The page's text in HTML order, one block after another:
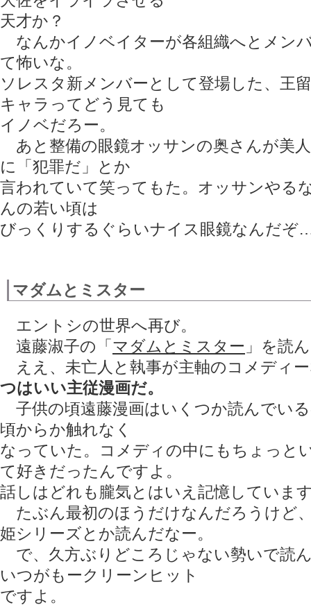
天才か？
なんかイノベイターが各組織へとメン
て怖いな。
ソレスタ新メンバーとして登場した、王
キャラってどう見ても
イノベだろー。
あと整備の眼鏡オッサンの奥さんが美
に「犯罪だ」とか
言われていて笑ってもた。オッサンや
んの若い頃は
びっくりするぐらいナイス眼鏡なんだ
マダムとミスター
エントシの世界へ再び。
遠藤淑子の「マダムとミスター 」を読
ええ、未亡人と執事が主軸のコメディ
つはいい主従漫画だ。
子供の頃遠藤漫画はいくつか読んでい
頃からか触れなく
なっていた。コメディの中にもちょっと
て好きだったんですよ。
話しはどれも朧気とはいえ記憶していま
たぶん最初のほうだけなんだろうけど
姫シリーズとか読んだなー。
で、久方ぶりどころじゃない勢いで読
いつがもークリーンヒット
ですよ。